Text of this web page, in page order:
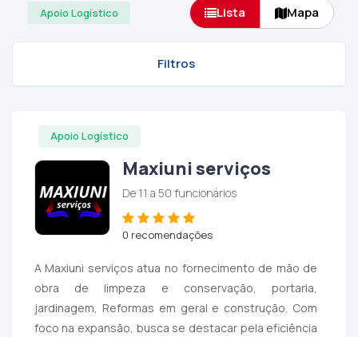
Apoio Logístico Lista Mapa
Filtros
Apoio Logístico
Maxiuni serviços
De 11 a 50 funcionários
0 recomendações
A Maxiuni serviços atua no fornecimento de mão de
obra de limpeza e conservação, portaria,
jardinagem, Reformas em geral e construção. Com
foco na expansão, busca se destacar pela eficiência